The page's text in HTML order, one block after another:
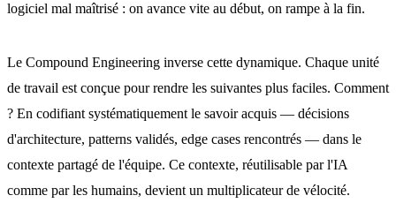
logiciel mal maîtrisé : on avance vite au début, on rampe à la fin.
Le Compound Engineering inverse cette dynamique. Chaque unité
de travail est conçue pour rendre les suivantes plus faciles. Comment
? En codifiant systématiquement le savoir acquis — décisions
d'architecture, patterns validés, edge cases rencontrés — dans le
contexte partagé de l'équipe. Ce contexte, réutilisable par l'IA
comme par les humains, devient un multiplicateur de vélocité.